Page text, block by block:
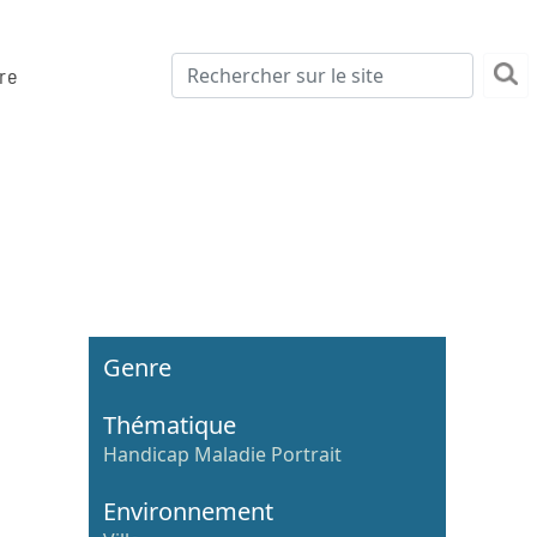
Genre
Thématique
Handicap Maladie Portrait
Environnement